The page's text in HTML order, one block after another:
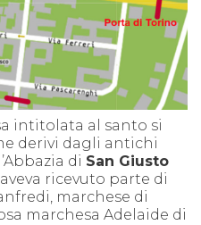
intitolata al santo si
derivi dagli antichi
di San Giusto
ricevuto parte di
marchese di
marchesa Adelaide di